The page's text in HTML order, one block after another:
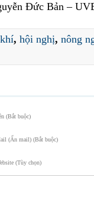
Đức Bản –
, hội nghị, nông
(Bắt buộc)
(Ẩn mail) (Bắt buộc)
(Tùy chọn)